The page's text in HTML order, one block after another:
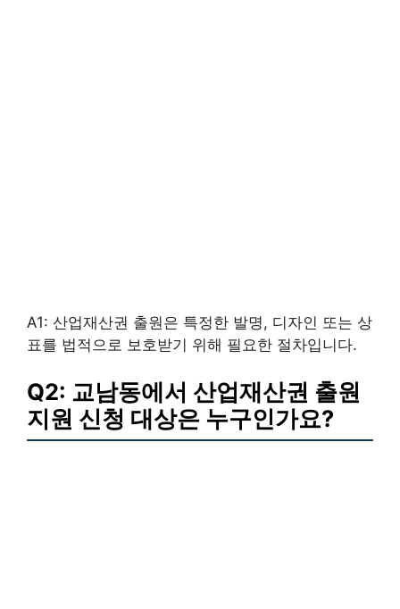
A1: 산업재산권 출원은 특정한 발명, 디자인 또는 상
표를 법적으로 보호받기 위해 필요한 절차입니다.
Q2: 교남동에서 산업재산권 출원
지원 신청 대상은 누구인가요?